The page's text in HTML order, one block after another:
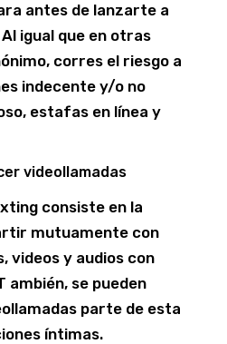
antes de lanzarte a
igual que en otras
corres el riesgo a
indecente y/o no
estafas en línea y
videollamadas
consiste en la
mutuamente con
videos y audios con
ambién, se pueden
parte de esta
íntimas.